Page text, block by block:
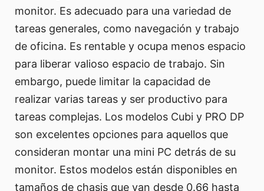
monitor. Es adecuado para una variedad de
tareas generales, como navegación y trabajo
de oficina. Es rentable y ocupa menos espacio
para liberar valioso espacio de trabajo. Sin
embargo, puede limitar la capacidad de
realizar varias tareas y ser productivo para
tareas complejas. Los modelos Cubi y PRO DP
son excelentes opciones para aquellos que
consideran montar una mini PC detrás de su
monitor. Estos modelos están disponibles en
tamaños de chasis que van desde 0.66 hasta